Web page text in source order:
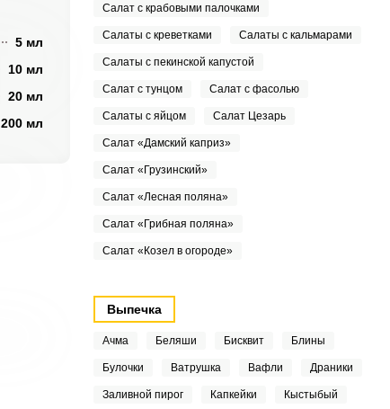
5 мл
10 мл
20 мл
200 мл
Салат с крабовыми палочками
Салаты с креветками Салаты с кальмарами
Салаты с пекинской капустой
Салат с тунцом Салат с фасолью
Салаты с яйцом Салат Цезарь
Салат «Дамский каприз»
Салат «Грузинский»
Салат «Лесная поляна»
Салат «Грибная поляна»
Салат «Козел в огороде»
Выпечка
Ачма Беляши Бисквит Блины
Булочки Ватрушка Вафли Драники
Заливной пирог Капкейки Кыстыбый